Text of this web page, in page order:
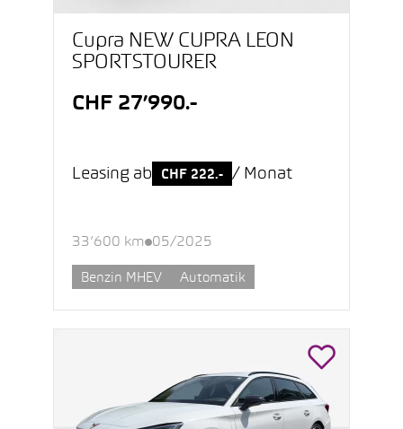
Cupra NEW CUPRA LEON
SPORTSTOURER
CHF 27’990.-
Leasing ab CHF 222.- / Monat
33’600 km 05/2025
Benzin MHEV Automatik